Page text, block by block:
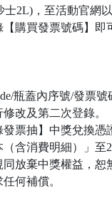
士2L)，至活動官網
購買發票號碼】即
瓶蓋內序號/發票
改及第二次登錄。
發票抽】中獎兌換憑
（含消費明細）」至
放棄中獎權益，恕
何補償。